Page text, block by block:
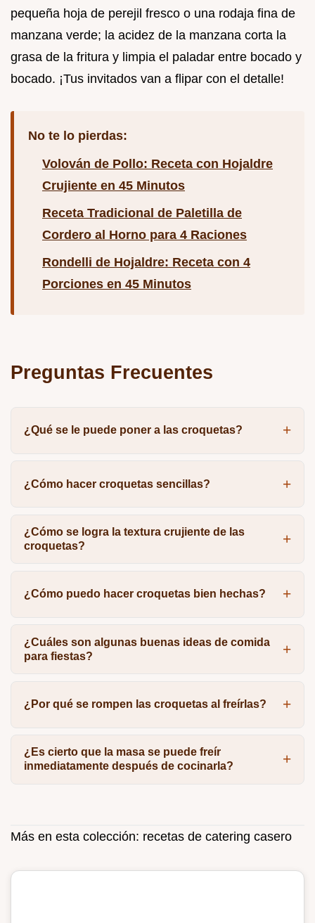
pequeña hoja de perejil fresco o una rodaja fina de
manzana verde; la acidez de la manzana corta la
grasa de la fritura y limpia el paladar entre bocado y
bocado. ¡Tus invitados van a flipar con el detalle!
No te lo pierdas:
Volován de Pollo: Receta con Hojaldre
Crujiente en 45 Minutos
Receta Tradicional de Paletilla de
Cordero al Horno para 4 Raciones
Rondelli de Hojaldre: Receta con 4
Porciones en 45 Minutos
Preguntas Frecuentes
¿Qué se le puede poner a las croquetas?
¿Cómo hacer croquetas sencillas?
¿Cómo se logra la textura crujiente de las
croquetas?
¿Cómo puedo hacer croquetas bien hechas?
¿Cuáles son algunas buenas ideas de comida
para fiestas?
¿Por qué se rompen las croquetas al freírlas?
¿Es cierto que la masa se puede freír
inmediatamente después de cocinarla?
Más en esta colección: recetas de catering casero